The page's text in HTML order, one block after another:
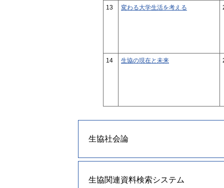
13 変わる大学生活を考える
14 生協の現在と未来
生協社会論
生協関連資料検索システム